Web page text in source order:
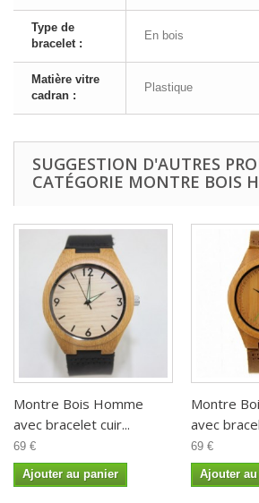
Type de
bracelet :
En bois
Matière vitre
cadran :
Plastique
SUGGESTION D'AUTRES
CATÉGORIE MONTRE BOIS
Montre Bois Homme
avec bracelet cuir...
69 €
Ajouter au panier
Montre
avec
69 €
Ajouter